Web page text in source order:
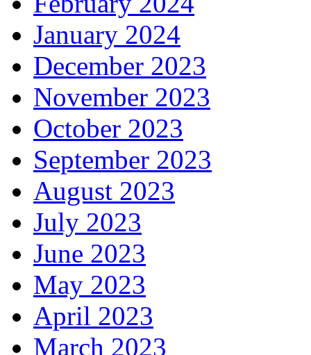
January 2024
December 2023
November 2023
October 2023
September 2023
August 2023
July 2023
June 2023
May 2023
April 2023
March 2023